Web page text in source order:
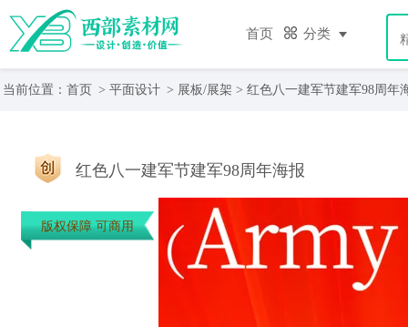
首页 分类
当前位置： 首页 > 平面设计 > 展板/展架 > 红色八一建军节建军98周年
红色八一建军节建军98周年海报
版权保障 可商用